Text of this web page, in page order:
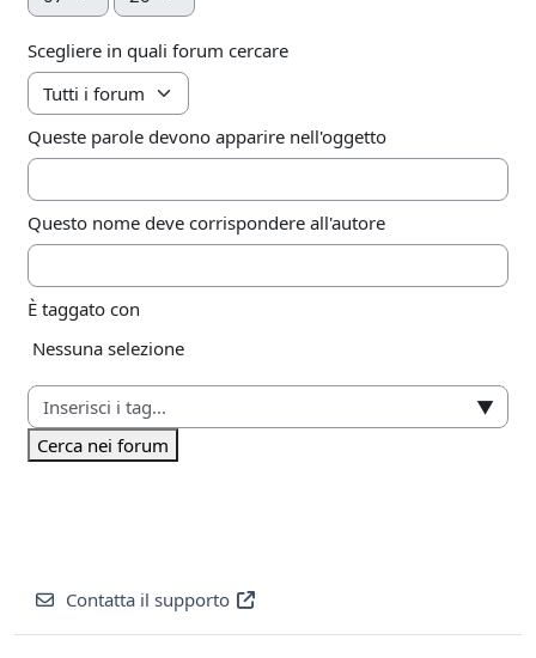
Scegliere in quali forum cercare
Queste parole devono apparire nell'oggetto
Questo nome deve corrispondere all'autore
È taggato con
Elementi selezionati:
Nessuna selezione
▼
Cerca nei forum
Contatta il supporto